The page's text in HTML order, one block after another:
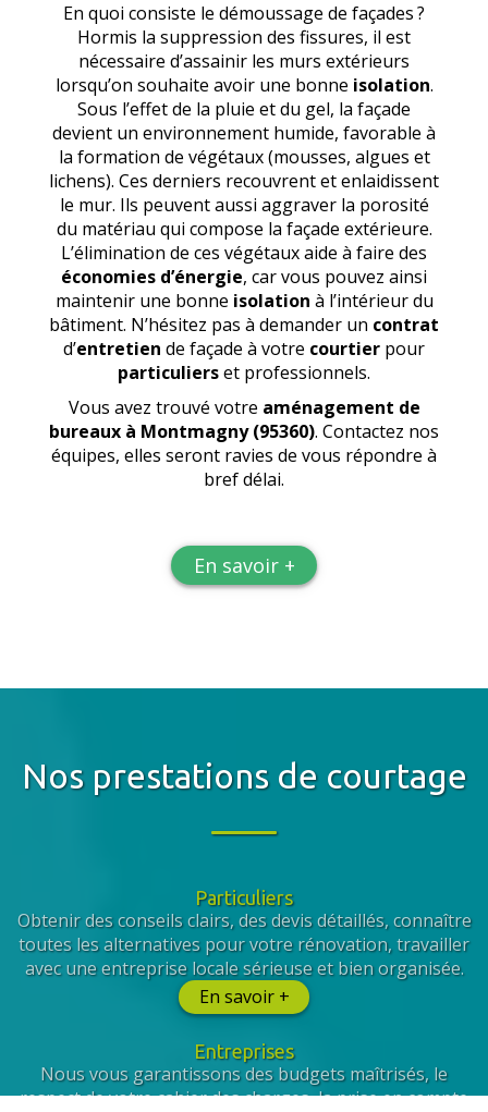
En quoi consiste le démoussage de façades ?
Hormis la suppression des fissures, il est
nécessaire d’assainir les murs extérieurs
lorsqu’on souhaite avoir une bonne isolation.
Sous l’effet de la pluie et du gel, la façade
devient un environnement humide, favorable à
la formation de végétaux (mousses, algues et
lichens). Ces derniers recouvrent et enlaidissent
le mur. Ils peuvent aussi aggraver la porosité
du matériau qui compose la façade extérieure.
L’élimination de ces végétaux aide à faire des
économies d’énergie, car vous pouvez ainsi
maintenir une bonne isolation à l’intérieur du
bâtiment. N’hésitez pas à demander un contrat
d’entretien de façade à votre courtier pour
particulierset professionnels.
Vous avez trouvé votre aménagement de
bureaux à Montmagny (95360). Contactez nos
équipes, elles seront ravies de vous répondre à
bref délai.
En savoir +
Nos prestations de courtage
Particuliers
Obtenir des conseils clairs, des devis détaillés, connaître
toutes les alternatives pour votre rénovation, travailler
avec une entreprise locale sérieuse et bien organisée.
En savoir +
Entreprises
Nous vous garantissons des budgets maîtrisés, le
respect de votre cahier des charges, la prise en compte